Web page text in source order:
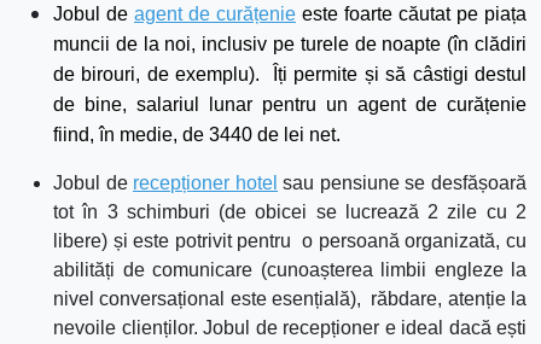
Jobul de agent de curățenie este foarte căutat pe piața
muncii de la noi, inclusiv pe turele de noapte (în clădiri
de birouri, de exemplu). Îți permite și să câstigi destul
de bine, salariul lunar pentru un agent de curățenie
fiind, în medie, de 3440 de lei net.
Jobul de recepționer hotel sau pensiune se desfășoară
tot în 3 schimburi (de obicei se lucrează 2 zile cu 2
libere) și este potrivit pentru o persoană organizată, cu
abilități de comunicare (cunoașterea limbii engleze la
nivel conversațional este esențială), răbdare, atenție la
nevoile clienților. Jobul de recepționer e ideal dacă ești